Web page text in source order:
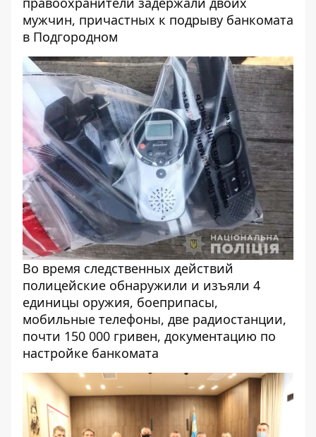
мужчин, причастных к подрыву банкомата
в Подгородном
Во время следственных действий
полицейские обнаружили и изъяли 4
единицы оружия, боеприпасы,
мобильные телефоны, две радиостанции,
почти 150 000 гривен, документацию по
настройке банкомата